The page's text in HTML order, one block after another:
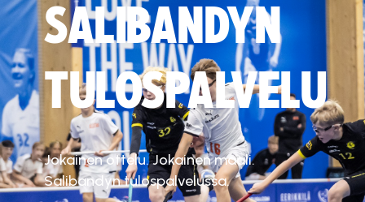
SALIBANDYN
TULOSPALVELU
Jokainen ottelu. Jokainen maali.
Salibandyn tulospalvelussa.